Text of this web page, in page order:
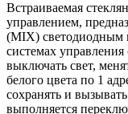
Встраиваемая
управлением,
(MIX)
системах
выключать свет,
белого цвета по 1
сохранять и
выполняется